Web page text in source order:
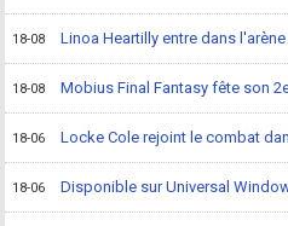
18-08 Linoa Heartilly entre dans l'arène
18-08 Mobius Final Fantasy fête son
18-06 Locke Cole rejoint le combat
18-06 Disponible sur Universal